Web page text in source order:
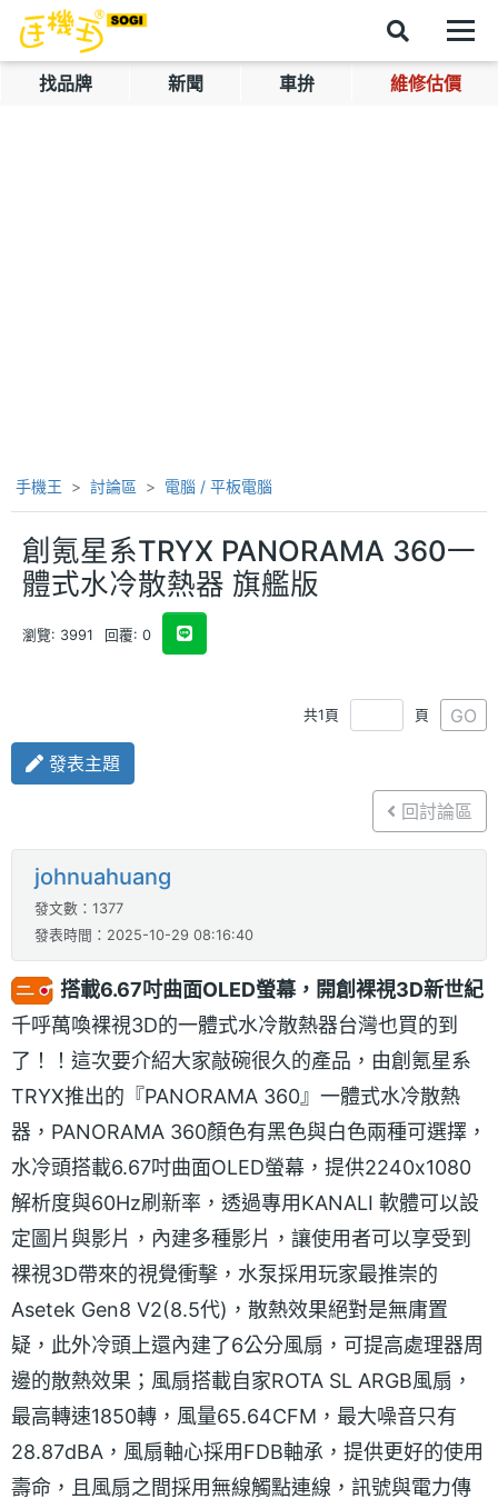
找品牌 新聞 車拚 維修估價
手機王 討論區 電腦 / 平板電腦
創氪星系TRYX PANORAMA 360一
體式水冷散熱器 旗艦版
瀏覽: 3991 回覆: 0
共1頁 頁 GO
發表主題
回討論區
johnuahuang
發文數：1377
發表時間：2025-10-29 08:16:40
搭載6.67吋曲面OLED螢幕，開創裸視3D新世紀
千呼萬喚裸視3D的一體式水冷散熱器台灣也買的到
了！！這次要介紹大家敲碗很久的產品，由創氪星系
TRYX推出的『PANORAMA 360』一體式水冷散熱
器，PANORAMA 360顏色有黑色與白色兩種可選擇，
水冷頭搭載6.67吋曲面OLED螢幕，提供2240x1080
解析度與60Hz刷新率，透過專用KANALI 軟體可以設
定圖片與影片，內建多種影片，讓使用者可以享受到
裸視3D帶來的視覺衝擊，水泵採用玩家最推崇的
Asetek Gen8 V2(8.5代)，散熱效果絕對是無庸置
疑，此外冷頭上還內建了6公分風扇，可提高處理器周
邊的散熱效果；風扇搭載自家ROTA SL ARGB風扇，
最高轉速1850轉，風量65.64CFM，最大噪音只有
28.87dBA，風扇軸心採用FDB軸承，提供更好的使用
壽命，且風扇之間採用無線觸點連線，訊號與電力傳